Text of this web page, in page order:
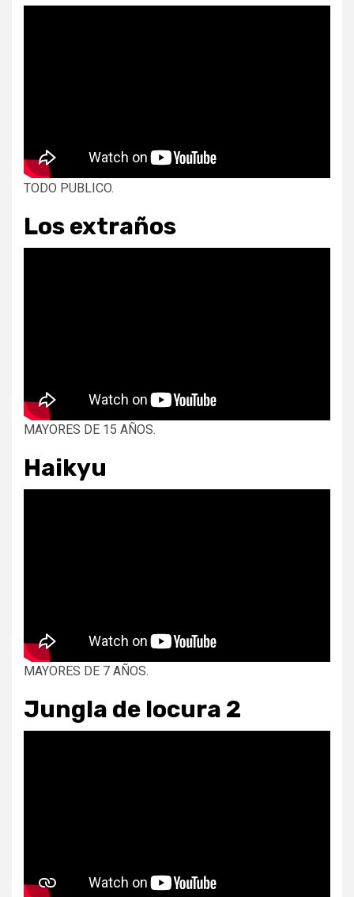
TODO PUBLICO.
Los extraños
MAYORES DE 15 AÑOS.
Haikyu
MAYORES DE 7 AÑOS.
Jungla de locura 2